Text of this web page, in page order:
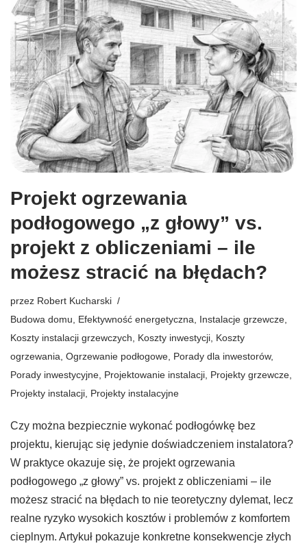
Projekt ogrzewania
podłogowego „z głowy” vs.
projekt z obliczeniami – ile
możesz stracić na błędach?
przez Robert Kucharski
Budowa domu, Efektywność energetyczna, Instalacje grzewcze,
Koszty instalacji grzewczych, Koszty inwestycji, Koszty
ogrzewania, Ogrzewanie podłogowe, Porady dla inwestorów,
Porady inwestycyjne, Projektowanie instalacji, Projekty grzewcze,
Projekty instalacji, Projekty instalacyjne
Czy można bezpiecznie wykonać podłogówkę bez
projektu, kierując się jedynie doświadczeniem instalatora?
W praktyce okazuje się, że projekt ogrzewania
podłogowego „z głowy” vs. projekt z obliczeniami – ile
możesz stracić na błędach to nie teoretyczny dylemat, lecz
realne ryzyko wysokich kosztów i problemów z komfortem
cieplnym. Artykuł pokazuje konkretne konsekwencje złych